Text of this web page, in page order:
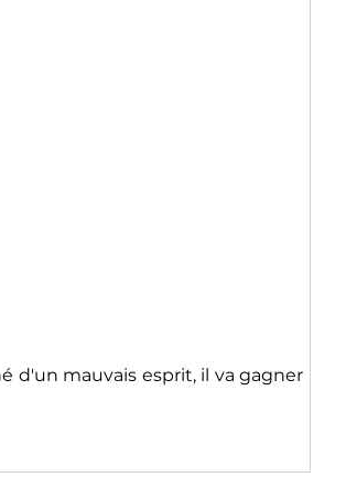
d'un mauvais esprit, il va gagner